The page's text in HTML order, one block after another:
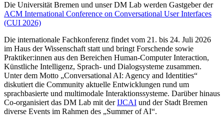
Die Universität Bremen und unser DM Lab werden Gastgeber der
ACM International Conference on Conversational User Interfaces
(CUI 2026)
Die internationale Fachkonferenz findet vom 21. bis 24. Juli 2026
im Haus der Wissenschaft statt und bringt Forschende sowie
Praktiker:innen aus den Bereichen Human-Computer Interaction,
Künstliche Intelligenz, Sprach- und Dialogsysteme zusammen.
Unter dem Motto „Conversational AI: Agency and Identities“
diskutiert die Community aktuelle Entwicklungen rund um
sprachbasierte und multimodale Interaktionssysteme. Darüber hinaus
Co-organisiert das DM Lab mit derIJCAI und der Stadt Bremen
diverse Events im Rahmen des „Summer of AI“.